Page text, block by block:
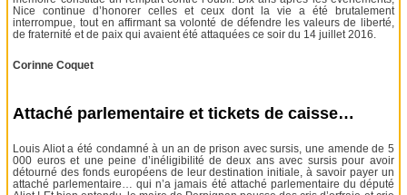
Nice continue d’honorer celles et ceux dont la vie a été brutalement
interrompue, tout en affirmant sa volonté de défendre les valeurs de liberté,
de fraternité et de paix qui avaient été attaquées ce soir du 14 juillet 2016.
Corinne Coquet
Attaché parlementaire et tickets de caisse…
Louis Aliot a été condamné à un an de prison avec sursis, une amende de 5
000 euros et une peine d’inéligibilité de deux ans avec sursis pour avoir
détourné des fonds européens de leur destination initiale, à savoir payer un
attaché parlementaire… qui n’a jamais été attaché parlementaire du député